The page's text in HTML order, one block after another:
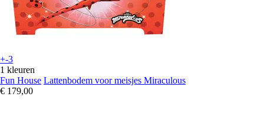
+-3
1 kleuren
Fun House Lattenbodem voor meisjes Miraculous
€ 179,00